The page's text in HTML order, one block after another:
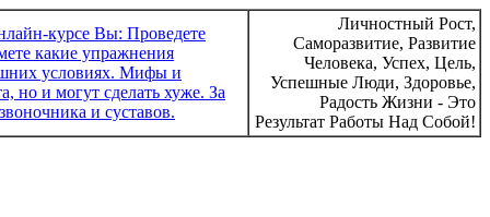
Личностный Рост,
Саморазвитие, Развитие
Человека, Успех, Цель,
Успешные Люди, Здоровье,
Радость Жизни - Это
Результат Работы Над Собой!